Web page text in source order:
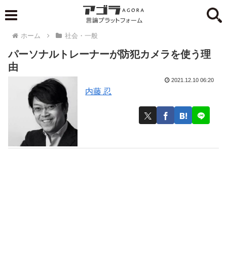
ホーム 社会・一般
パーソナルトレーナーが防犯カメラを使う理
由
内藤 忍
2021.12.10 06:20